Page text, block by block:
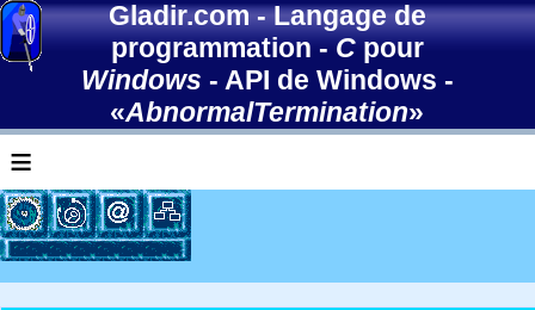
Gladir.com-Langage de
programmation-Cpour
Windows - API de Windows -
«AbnormalTermination»
≡